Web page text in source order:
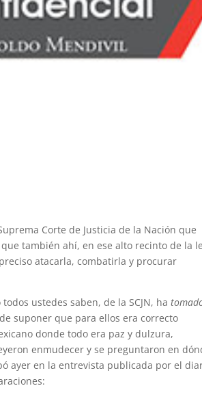
Corte de Justicia de la Nación que
también ahí, en ese alto recinto de la
atacarla, combatirla y procurar
ustedes saben, de la SCJN, ha
suponer que para ellos era correcto
donde todo era paz y dulzura,
enmudecer y se preguntaron en
ayer en la entrevista publicada por el